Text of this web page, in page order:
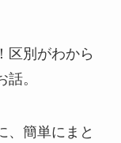
区別がわから
。
、簡単にまと